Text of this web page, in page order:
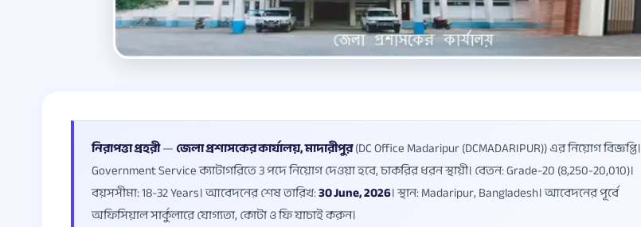
নিরাপত্তা প্রহরী—জেলা প্রশাসকের কার্যালয়, মাদারীপুর(DC Office Madaripur (DCMADARIPUR)) এর নিয়োগ বিজ্ঞপ্তি।
Government Service ক্যাটাগরিতে 3 পদে নিয়োগ দেওয়া হবে, চাকরির ধরন স্থায়ী। বেতন: Grade-20 (8,250-20,010)।
বয়সসীমা: 18-32 Years। আবেদনের শেষ তারিখ:30 June, 2026। স্থান: Madaripur, Bangladesh। আবেদনের পূর্বে
অফিসিয়াল সার্কুলারে যোগ্যতা, কোটা ও ফি যাচাই করুন।